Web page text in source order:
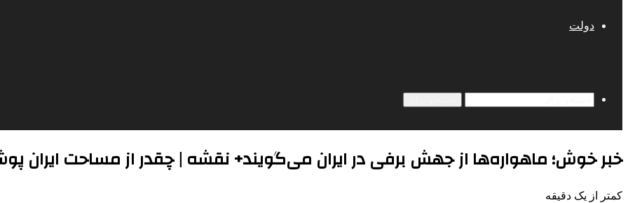
دولت
خبر خوش؛ ماهواره‌ها از جهش برفی در ایران می‌گویند+ نقشه | چقدر از مساحت ایران
کمتر از یک دقیقه